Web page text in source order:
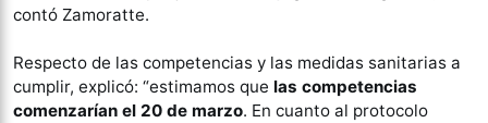
contó Zamoratte.
Respecto de las competencias y las medidas sanitarias a
cumplir, explicó: “estimamos que las competencias
comenzarían el 20 de marzo. En cuanto al protocolo